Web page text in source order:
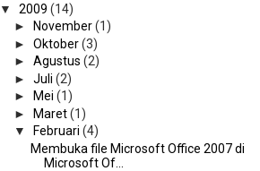
▼ 2009 (14)
► November(1)
►Oktober(3)
►Agustus(2)
►Juli(2)
► Mei(1)
►Maret(1)
▼ Februari(4)
Membuka file Microsoft Office 2007 di
Microsoft Of...